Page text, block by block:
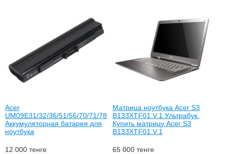
Acer
UM09E31/32/36/51/56/70/71/78
Аккумуляторная батарея для
ноутбука
12 000 тенге
Матрица ноутбука Acer S3
B133XTF01 V.1 Ультрабук.
Купить матрицу Acer S3
B133XTF01 V.1
65 000 тенге